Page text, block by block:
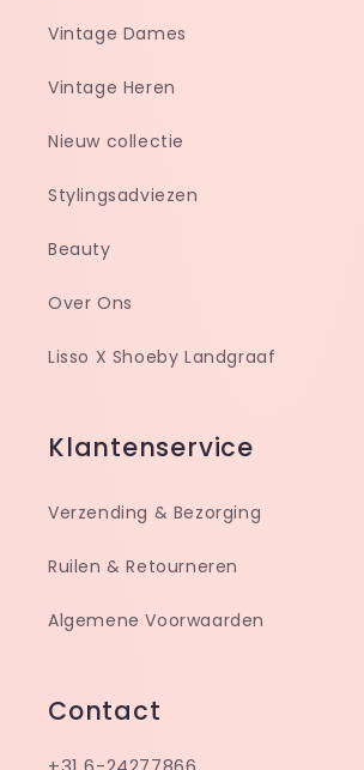
Vintage Dames
Vintage Heren
Nieuw collectie
Stylingsadviezen
Beauty
Over Ons
Lisso X Shoeby Landgraaf
Klantenservice
Verzending & Bezorging
Ruilen & Retourneren
Algemene Voorwaarden
Contact